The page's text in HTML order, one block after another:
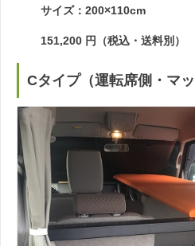
サイズ：200×110cm
151,200 円（税込・送料別）
Cタイプ（運転席側・マ